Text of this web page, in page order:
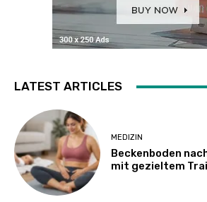
LATEST ARTICLES
MEDIZIN
Beckenboden
mit gezieltem